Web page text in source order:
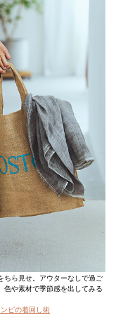
ちら見せ。アウターなしで過ご
色や素材で季節感を出してみる
ピの着回し術